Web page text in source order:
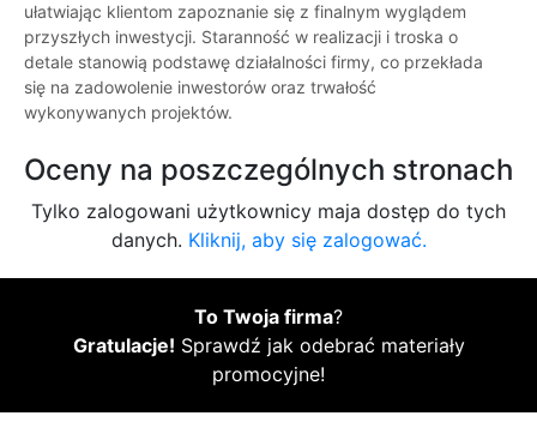
ułatwiając klientom zapoznanie się z finalnym wyglądem
przyszłych inwestycji. Staranność w realizacji i troska o
detale stanowią podstawę działalności firmy, co przekłada
się na zadowolenie inwestorów oraz trwałość
wykonywanych projektów.
Oceny na poszczególnych stronach
Tylko zalogowani użytkownicy maja dostęp do tych
danych. Kliknij, aby się zalogować.
To Twoja firma?
Gratulacje! Sprawdź jak odebrać materiały
promocyjne!